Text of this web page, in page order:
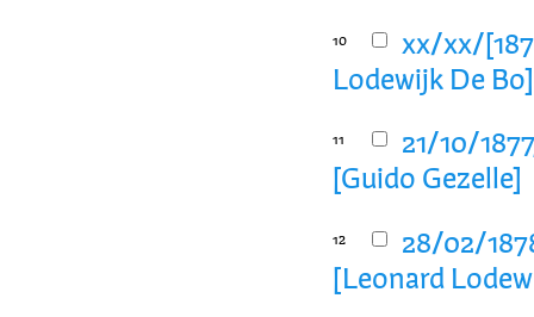
10
xx/xx/
Lodewijk De Bo]
11
21/10/
[Guido Gezelle]
12
28/02/
[Leonard